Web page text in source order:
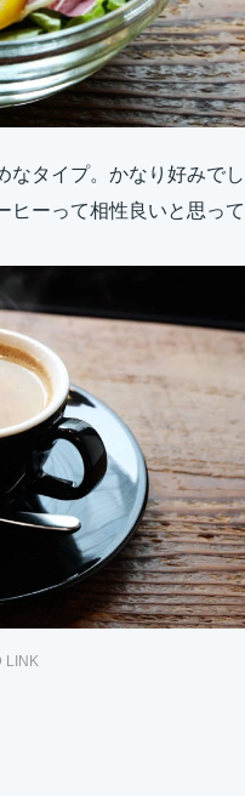
なタイプ。かなり好みでし
ヒーって相性良いと思って
LINK